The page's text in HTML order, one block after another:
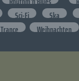
Sci-Fi Ska
Trance Weihnachten